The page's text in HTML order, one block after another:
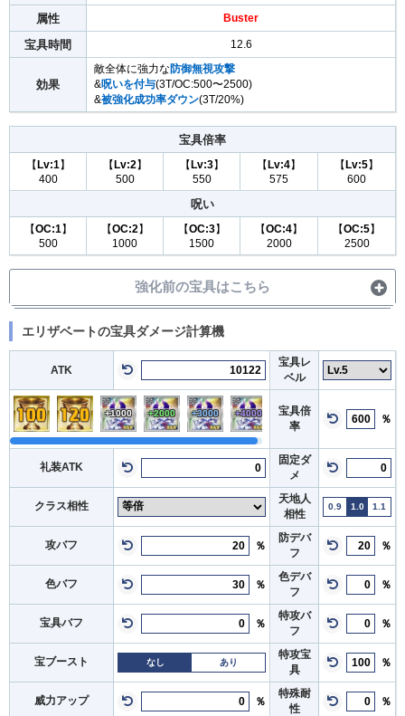
属性 Buster
宝具時間 12.6
効果
敵全体に強力な 防御無視攻撃
&呪いを付与(3T/OC:500〜2500)
&被強化成功率ダウン(3T/20%)
宝具倍率
【 Lv:1】
400
【 Lv:2】
500
【 Lv:3】
550
【 Lv:4】
575
【 Lv:5】
600
呪い
【OC:1】
500
【OC:2】
1000
【OC:3】
1500
【OC:4】
2000
【OC:5】
2500
強化前の宝具はこちら
エリザベートの宝具ダメージ計算機
ATK
宝具レ
ベル
+1000 +2000 +3000 +4000
宝具倍
率
％
礼装ATK
固定ダ
メ
クラス相性
天地人
相性
0.9 1.0 1.1
攻バフ ％
防デバ
フ
％
色バフ ％
色デバ
フ
％
宝具バフ ％
特攻バ
フ
％
宝ブースト なし あり
特攻宝
具
％
威力アップ ％
特殊耐
性
％